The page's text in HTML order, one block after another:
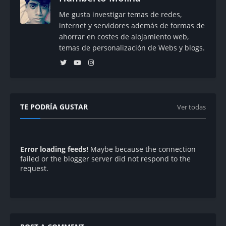
Me gusta investigar temas de redes,
internet y servidores además de formas de
ahorrar en costes de alojamiento web,
temas de personalización de Webs y blogs.
TE PODRÍA GUSTAR Ver todas
Error loading feeds! Maybe because the connection
failed or the blogger server did not respond to the
request.